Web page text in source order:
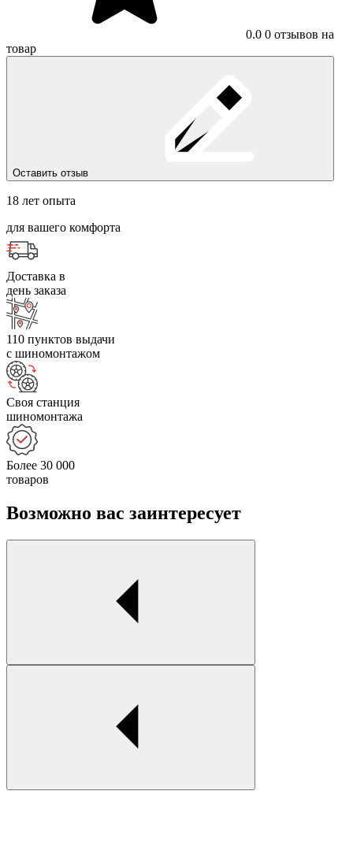
0.0 0 отзывов на
товар
Оставить отзыв
18 лет опыта
для вашего комфорта
Доставка в
день заказа
110 пунктов выдачи
с шиномонтажом
Своя станция
шиномонтажа
Более 30 000
товаров
Возможно вас заинтересует